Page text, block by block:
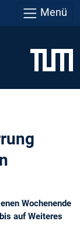
Menü
Wochenende
auf Weiteres